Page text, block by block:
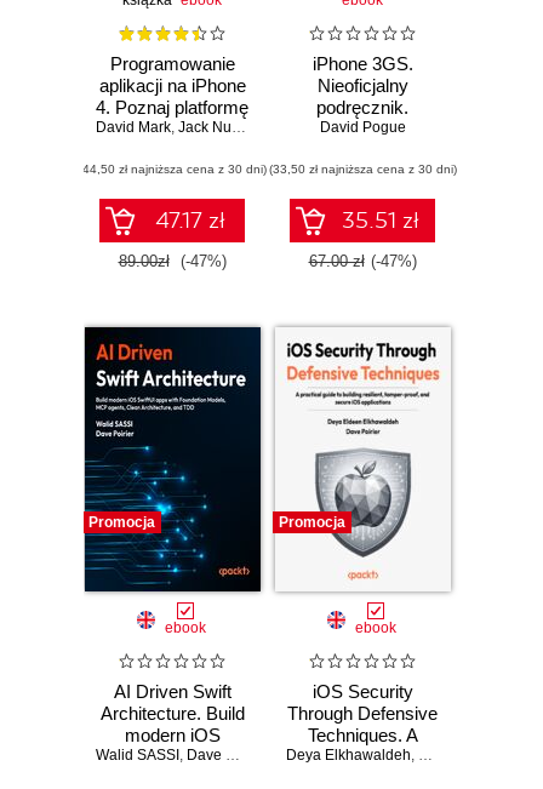
Programowanie
aplikacji na iPhone
4. Poznaj platformę
iOS SDK3 od
David Mark, Jack Nutting Jeff LaMarche
(44,50 zł najniższa cena z 30 dni)
47.17 zł
89.00zł (-47%)
iPhone 3GS.
Nieoficjalny
podręcznik.
Wydanie III
David Pogue
(33,50 zł najniższa cena z 30 dni)
35.51 zł
67.00 zł (-47%)
Promocja
ebook
AI Driven Swift
Architecture. Build
modern iOS
SwiftUI apps with
Walid SASSI , Dave Poirier Jon Reid
Promocja
ebook
iOS Security
Through Defensive
Techniques. A
practical guide to
Deya Elkhawaldeh, Dave Poirier